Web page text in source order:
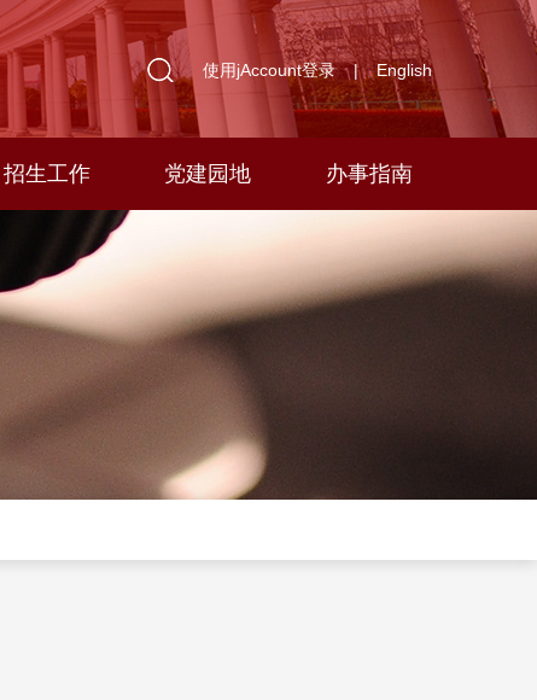
使用jAccount登录 | English
招生工作 党建园地 办事指南